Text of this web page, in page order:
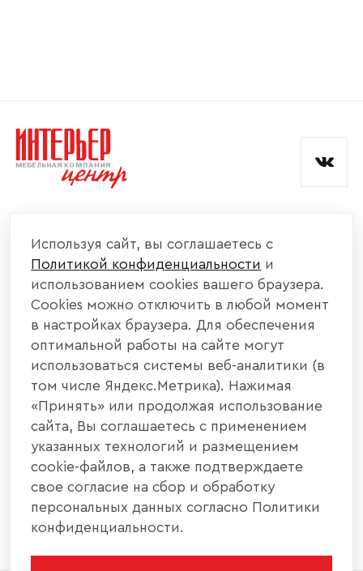
КАТАЛОГ МЕБЕЛИ
ИНФОРМАЦИЯ
НАШИ КОНТАКТЫ
+7 800 700 20 58
440004, г. Пенза, ул. Рябова, д. 31
info@interier-center.ru
Согласен с
и обработкой данных.
Используя сайт, вы соглашаетесь с
Политикой конфиденциальности и
использованием cookies вашего браузера.
Cookies можно отключить в любой момент
в настройках браузера. Для обеспечения
оптимальной работы на сайте могут
использоваться системы веб-аналитики (в
том числе Яндекс.Метрика). Нажимая
«Принять» или продолжая использование
сайта, Вы соглашаетесь с применением
указанных технологий и размещением
cookie-файлов, а также подтверждаете
свое согласие на сбор и обработку
персональных данных согласно Политики
конфиденциальности.